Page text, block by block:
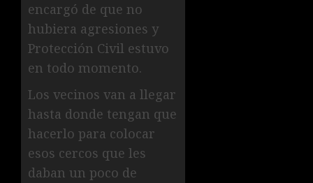
encargó de que no
hubiera agresiones y
Protección Civil estuvo
en todo momento.
Los vecinos van a llegar
hasta donde tengan que
hacerlo para colocar
esos cercos que les
daban un poco de